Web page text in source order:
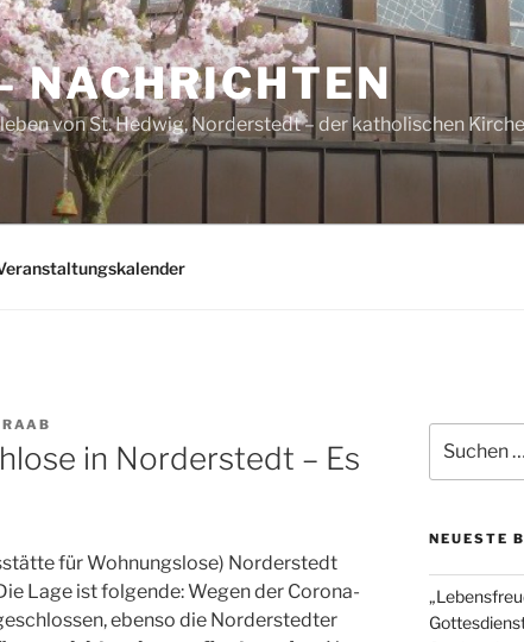
NACHRICHTEN
von St. Hedwig, Norderstedt – der katholischen
in Norderstedt – Es
für Wohnungslose) Norderstedt
Lage ist folgende: Wegen der Corona-
ebenso die Norderstedter
nach:
NEUESTE